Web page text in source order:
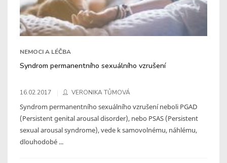
NEMOCI A LÉČBA
Syndrom permanentního sexuálního vzrušení
16.02.2017 VERONIKA TŮMOVÁ
Syndrom permanentního sexuálního vzrušení neboli PGAD
(Persistent genital arousal disorder), nebo PSAS (Persistent
sexual arousal syndrome), vede k samovolnému, náhlému,
dlouhodobé ...